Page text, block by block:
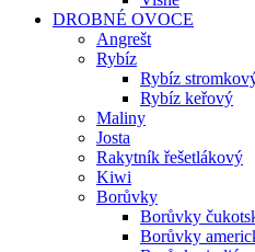
DROBNÉ OVOCE
Angrešt
Rybíz
Rybíz
Rybíz keřový
Maliny
Josta
Rakytník řešetlákový
Kiwi
Borůvky
Borůvky
Borůvky